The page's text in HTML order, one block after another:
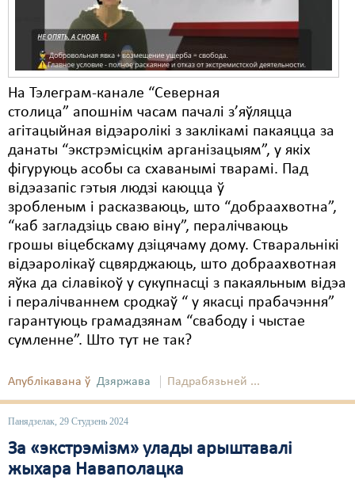
На Тэлеграм-канале “Северная
столица” апошнім часам пачалі з’яўляцца
агітацыйная відэаролікі з заклікамі пакаяцца за
данаты “экстрэмісцкім арганізацыям”, у якіх
фігуруюць асобы са схаванымі тварамі. Пад
відэазапіс гэтыя людзі каюцца ў
зробленым і расказваюць, што “добраахвотна”,
“каб загладзіць сваю віну”, пералічваюць
грошы віцебскаму дзіцячаму дому. Стваральнікі
відэаролікаў сцвярджаюць, што добраахвотная
яўка да сілавікоў у сукупнасці з пакаяльным відэа
і пералічваннем сродкаў “ у якасці прабачэння”
гарантуюць грамадзянам “свабоду і чыстае
сумленне”. Што тут не так?
Апублікавана ў Дзяржава Падрабязьней ...
Панядзелак, 29 Студзень 2024
За «экстрэмізм» улады арыштавалі
жыхара Наваполацка